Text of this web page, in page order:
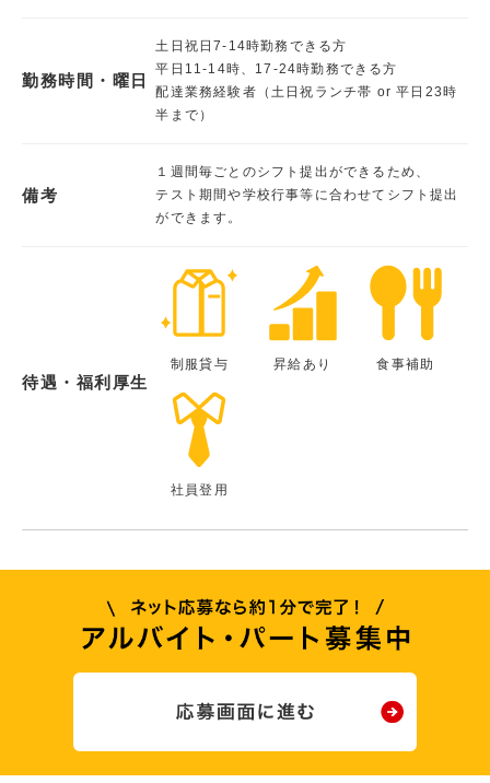
勤務時間・曜日
土日祝日7-14時勤務できる方
平日11-14時、17-24時勤務できる方
配達業務経験者（土日祝ランチ帯 or 平日23時
半まで）
備考
１週間毎ごとのシフト提出ができるため、
テスト期間や学校行事等に合わせてシフト提出
ができます。
待遇・福利厚生
制服貸与 昇給あり 食事補助
社員登用